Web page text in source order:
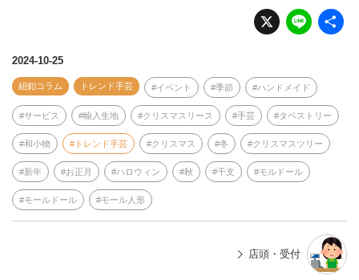
X Li
n
2024-10-25
紐釦コラム トレンド手芸 イベント 季節 ハンドメイド
サービス 輸入生地 クリスマスリース 手芸 タペストリー
和小物 トレンド手芸 クリスマス 冬 クリスマスツリー
新年 お正月 ハロウィン 秋 干支 モルドール
モールドール モール人形
店頭・受付